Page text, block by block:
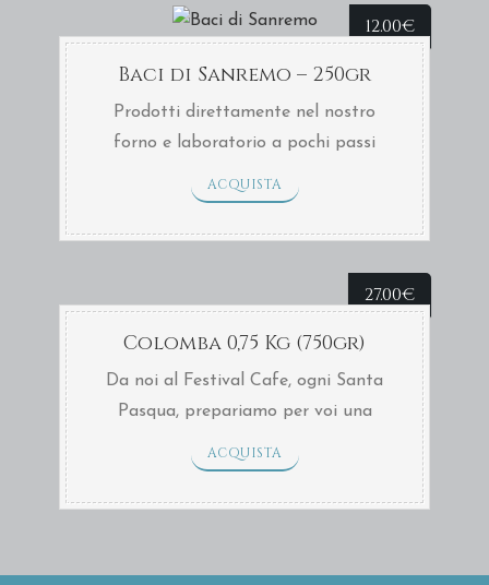
12.00€
Baci di Sanremo – 250gr
Prodotti direttamente nel nostro
forno e laboratorio a pochi passi
Sanremo oppure direttamente a casa
tua con consegna TNT in soli 2 giorni.
ACQUISTA
27.00€
Colomba 0,75 Kg (750gr)
Da noi al Festival Cafe, ogni Santa
Pasqua, prepariamo per voi una
d’arte: ingredienti di primissima
qualità, rispetto dei tempi di
ACQUISTA